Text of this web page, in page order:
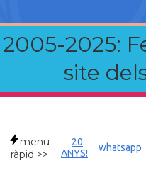
2005-2025:
site
menu
ràpid >>
20
ANYS!
whatsapp